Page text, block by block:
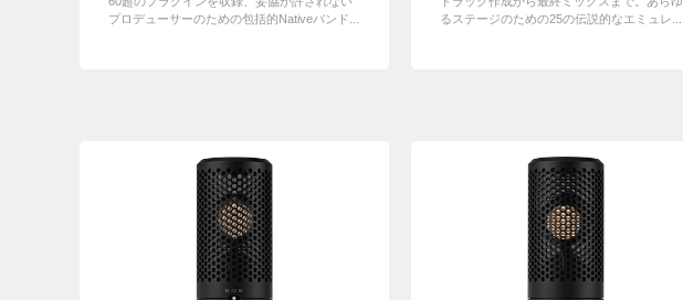
プロデューサーのための包括的Nativeバンド...
るステージのための25の伝説的なエミュレ...